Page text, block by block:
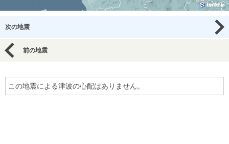
次の地震
前の地震
この地震による津波の心配はありません。